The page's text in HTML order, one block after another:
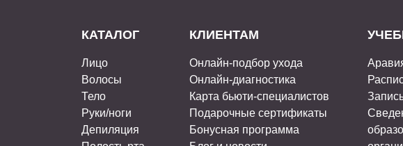
КАТАЛОГ
Лицо
Волосы
Тело
Руки/ноги
Депиляция
КЛИЕНТАМ
Онлайн-подбор ухода
Онлайн-диагностика
Карта бьюти-специалистов
Подарочные сертификаты
Бонусная программа